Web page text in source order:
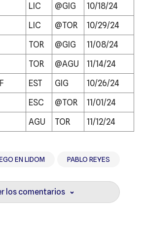
LIC @GIG
10/18/24
LIC @TOR
10/29/24
TOR @GIG
11/08/24
TOR @AGU
11/14/24
EST GIG
10/26/24
ESC @TOR
11/01/24
AGU TOR 11/12/24
EN LIDOM PABLO REYES
los comentarios ›